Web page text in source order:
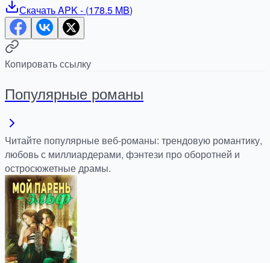
СкачатьAPK- (178.5 MB)
Копировать ссылку
Популярные романы
Читайте популярные веб-романы: трендовую романтику,
любовь с миллиардерами, фэнтези про оборотней и
остросюжетные драмы.